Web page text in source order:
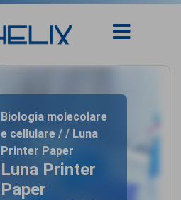
Biologia molecolare
e cellulare / / Luna
Printer Paper
Luna Printer
Paper